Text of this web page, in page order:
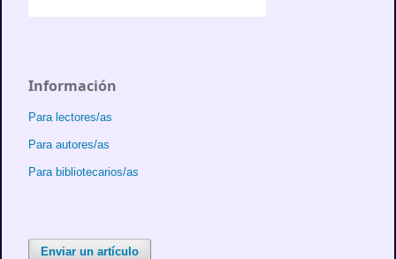
Información
Para lectores/as
Para autores/as
Para bibliotecarios/as
Enviar un artículo